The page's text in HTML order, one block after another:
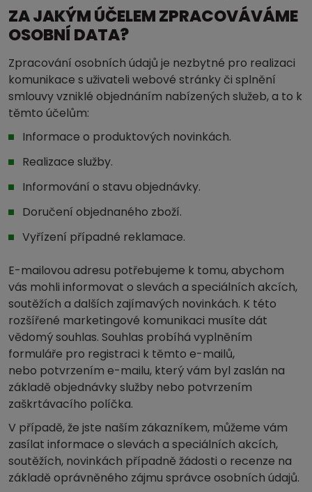
ZA JAKÝM ÚČELEM ZPRACOVÁVÁME
OSOBNÍ DATA?
Zpracování osobních údajů je nezbytné pro realizaci
komunikace s uživateli webové stránky či splnění
smlouvy vzniklé objednáním nabízených služeb, a to k
těmto účelům:
Informace o produktových novinkách.
Realizace služby.
Informování o stavu objednávky.
Doručení objednaného zboží.
Vyřízení případné reklamace.
E-mailovou adresu potřebujeme k tomu, abychom
vás mohli informovat o slevách a speciálních akcích,
soutěžích a dalších zajímavých novinkách. K této
rozšířené marketingové komunikaci musíte dát
vědomý souhlas. Souhlas probíhá vyplněním
formuláře pro registraci k těmto e-mailů,
nebo potvrzením e-mailu, který vám byl zaslán na
základě objednávky služby nebo potvrzením
zaškrtávacího políčka.
V případě, že jste naším zákazníkem, můžeme vám
zasílat informace o slevách a speciálních akcích,
soutěžích, novinkách případně žádosti o recenze na
základě oprávněného zájmu správce osobních údajů.